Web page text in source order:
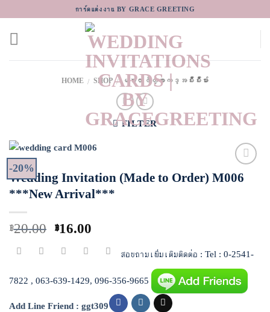
to
content
การ์ดแต่งงาน BY GRACE GREETING
HOME / SHOP / မဂၤလာဖိတ္စာကဒ္အမ်ိဳးမ်ိဳးမ်ား
FILTER
-20%
Add to
Wedding Invitation (Made to Order) M006
***New Arrival***
฿20.00 ฿16.00
สอบถามเพิ่มเติมติดต่อ : Tel : 0-2541-
7822 , 063-639-1429, 096-356-9665
Add Line Friend : ggt309